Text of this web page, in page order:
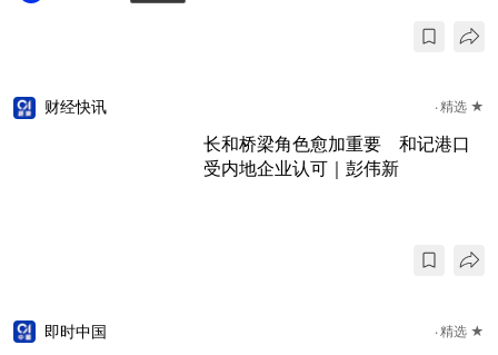
财经快讯 精选 ★
长和桥梁角色愈加重要 和记港口
受内地企业认可｜彭伟新
即时中国 精选 ★